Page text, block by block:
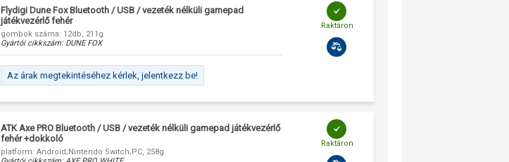
Flydigi Dune Fox Bluetooth / USB / vezeték nélküli gamepad
játékvezérlő fehér
gombok száma: 12db, 211g
Gyártói cikkszám: DUNE FOX
Az árak megtekintéséhez kérlek, jelentkezz be!
Raktáron
ATK Axe PRO Bluetooth / USB / vezeték nélküli gamepad játékvezérlő
fehér +dokkoló
platform: Android;Nintendo Switch;PC, 258g
Raktáron